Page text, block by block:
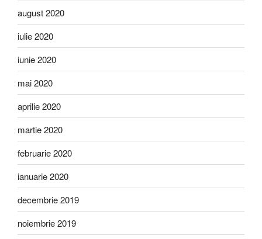
august 2020
iulie 2020
iunie 2020
mai 2020
aprilie 2020
martie 2020
februarie 2020
ianuarie 2020
decembrie 2019
noiembrie 2019